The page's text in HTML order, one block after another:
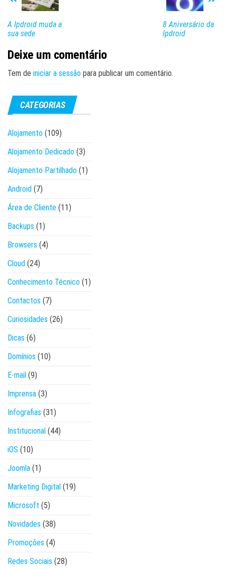
A Ipdroid muda a
sua sede
8 Aniversário da
Ipdroid
Deixe um comentário
Tem de iniciar a sessão para publicar um comentário.
CATEGORIAS
Alojamento (109)
Alojamento Dedicado (3)
Alojamento Partilhado (1)
Android (7)
Área de Cliente (11)
Backups (1)
Browsers (4)
Cloud (24)
Conhecimento Técnico (1)
Contactos (7)
Curiosidades (26)
Dicas (6)
Domínios (10)
E-mail (9)
Imprensa (3)
Infografias (31)
Institucional (44)
iOS (10)
Joomla (1)
Marketing Digital (19)
Microsoft (5)
Novidades (38)
Promoções (4)
Redes Sociais (28)